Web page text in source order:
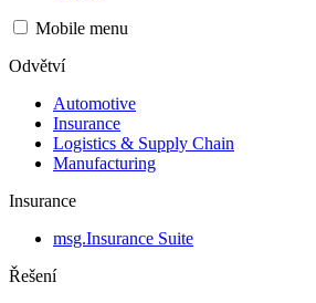
Mobile menu
Odvětví
Automotive
Insurance
Logistics & Supply Chain
Manufacturing
Insurance
msg.Insurance Suite
Řešení